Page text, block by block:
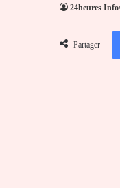
24heures
Partager